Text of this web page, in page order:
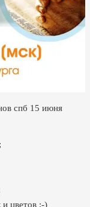
спб 15 июня
и цветов :-)